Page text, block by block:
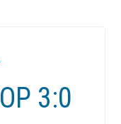
3:0